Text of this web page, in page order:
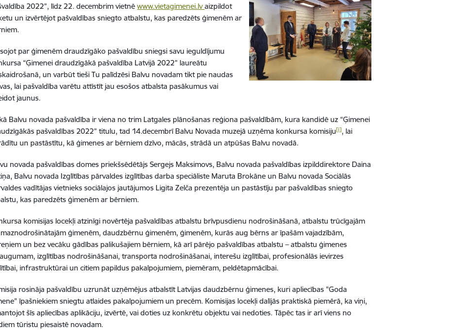
2022”, līdz 22. decembrim vietnēwww.vietagimenei.lvaizpildot
un izvērtējot pašvaldības sniegto atbalstu, kas paredzēts ģimenēm ar
par ģimenēm draudzīgāko pašvaldību sniegsi savu ieguldījumu
“Ģimenei draudzīgākā pašvaldība Latvijā 2022” laureātu
un varbūt tieši Tu palīdzēsi Balvu novadam tikt pie naudas
lai pašvaldība varētu attīstīt jau esošos atbalsta pasākumus vai
jaunus.
Balvu novada pašvaldība ir viena no trim Latgales plānošanas reģiona pašvaldībām, kura kandidē uz “Ģimenei
pašvaldības 2022” titulu, tad 14.decembrī Balvu Novada muzejā uzņēma konkursa komisiju[i], lai
un pastāstītu, kā ģimenes ar bērniem dzīvo, mācās, strādā un atpūšas Balvu novadā.
novada pašvaldības domes priekšsēdētājs Sergejs Maksimovs, Balvu novada pašvaldības izpilddirektore Daina
Balvu novada Izglītības pārvaldes izglītības darba speciāliste Maruta Brokāne un Balvu novada Sociālās
vadītājas vietnieks sociālajos jautājumos Ligita Zelča prezentēja un pastāstīju par pašvaldības sniegto
kas paredzēts ģimenēm ar bērniem.
komisijas locekļi atzinīgi novērtēja pašvaldības atbalstu brīvpusdienu nodrošināšanā, atbalstu trūcīgajām
ģimenēm, daudzbērnu ģimenēm, ģimenēm, kurās aug bērns ar īpašām vajadzībām,
un bez vecāku gādības palikušajiem bērniem, kā arī pārējo pašvaldības atbalstu – atbalstu ģimenes
izglītības nodrošināšanai, transporta nodrošināšanai, interešu izglītībai, profesionālās ievirzes
infrastruktūrai un citiem papildus pakalpojumiem, piemēram, peldētapmācībai.
rosināja pašvaldību uzrunāt uzņēmējus atbalstīt Latvijas daudzbērnu ģimenes, kuri apliecības "Goda
īpašniekiem sniegtu atlaides pakalpojumiem un precēm. Komisijas locekļi dalījās praktiskā piemērā, ka viņi,
šīs apliecības aplikāciju, izvērtē, vai doties uz konkrētu objektu vai nedoties. Tāpēc tas ir arī viens no
tūristu piesaistē novadam.